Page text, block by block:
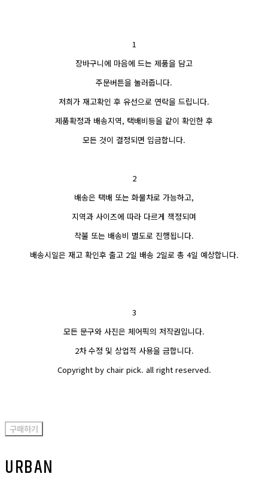
1
장바구니에 마음에 드는 제품을 담고
주문버튼을 눌러줍니다.
저희가 재고확인 후 유선으로 연락을 드립니다.
제품확정과 배송지역, 택배비등을 같이 확인한 후
모든 것이 결정되면 입금합니다.
2
배송은 택배 또는 화물차로 가능하고,
지역과 사이즈에 따라 다르게 책정되며
착불 또는 배송비 별도로 진행됩니다.
배송시일은 재고 확인후 출고 2일 배송 2일로 총 4일 예상합니다.
3
모든 문구와 사진은 체어픽의 저작권입니다.
2차 수정 및 상업적 사용을 금합니다.
Copyright by chair pick. all right reserved.
구매하기
URBAN